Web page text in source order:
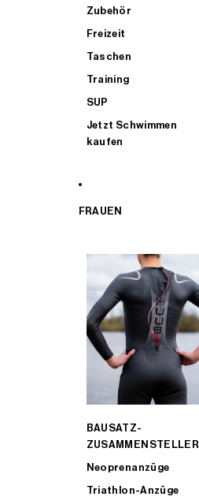
Zubehör
Freizeit
Taschen
Training
SUP
Jetzt Schwimmen
kaufen
FRAUEN
BAUSATZ-
ZUSAMMENSTELLER
Neoprenanzüge
Triathlon-Anzüge